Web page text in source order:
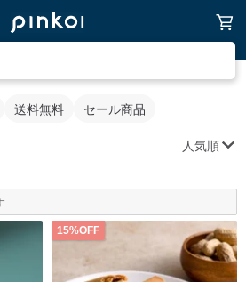
送料無料 セール商品
人気順
15%OFF